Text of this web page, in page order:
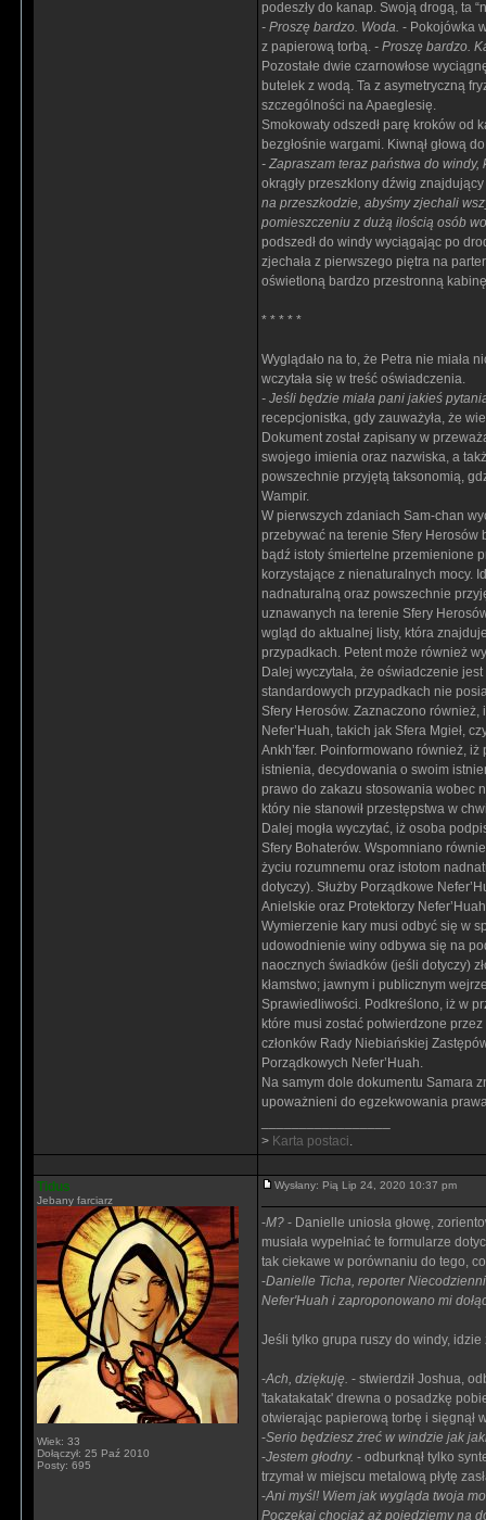
podeszły do kanap. Swoją drogą, ta
- Proszę bardzo. Woda. - Pokojówka
z papierową torbą. - Proszę bardzo.
Pozostałe dwie czarnowłose
butelek z wodą. Ta z asymetryczną
szczególności na Apaeglesię.
Smokowaty odszedł parę kroków od
bezgłośnie wargami. Kiwnął głową
- Zapraszam teraz państwa do
okrągły przeszklony dźwig
na przeszkodzie, abyśmy zjechali
pomieszczeniu z dużą ilością osób
podszedł do windy wyciągając po
zjechała z pierwszego piętra na
oświetloną bardzo przestronną
* * * * *
Wyglądało na to, że Petra nie miała
wczytała się w treść oświadczenia.
- Jeśli będzie miała pani jakieś
recepcjonistka, gdy zauważyła, że
Dokument został zapisany w
swojego imienia oraz nazwiska, a
powszechnie przyjętą taksonomią,
Wampir.
W pierwszych zdaniach Sam-chan
przebywać na terenie Sfery Herosów
bądź istoty śmiertelne przemienione
korzystające z nienaturalnych mocy.
nadnaturalną oraz powszechnie
uznawanych na terenie Sfery
wgląd do aktualnej listy, która
przypadkach. Petent może również
Dalej wyczytała, że oświadczenie
standardowych przypadkach nie
Sfery Herosów. Zaznaczono
Nefer’Huah, takich jak Sfera Mgieł,
Ankh’fær. Poinformowano również,
istnienia, decydowania o swoim
prawo do zakazu stosowania wobec
który nie stanowił przestępstwa w
Dalej mogła wyczytać, iż osoba
Sfery Bohaterów. Wspomniano
życiu rozumnemu oraz istotom
dotyczy). Służby Porządkowe
Anielskie oraz Protektorzy
Wymierzenie kary musi odbyć się w
udowodnienie winy odbywa się na
naocznych świadków (jeśli dotyczy)
kłamstwo; jawnym i publicznym
Sprawiedliwości. Podkreślono, iż w
które musi zostać potwierdzone
członków Rady Niebiańskiej
Porządkowych Nefer’Huah.
Na samym dole dokumentu Samara
upoważnieni do egzekwowania
> Karta postaci.
Tidus
Jebany farciarz
Wiek: 33
Dołączył: 25 Paź 2010
Posty: 695
Wysłany: Pią Lip 24, 2020 10:37 pm
-M? - Danielle uniosła głowę,
musiała wypełniać te formularze
tak ciekawe w porównaniu do tego,
-Danielle Ticha, reporter
Nefer'Huah i zaproponowano mi
Jeśli tylko grupa ruszy do windy, idzie
-Ach, dziękuję. - stwierdził Joshua,
'takatakatak' drewna o posadzkę
otwierając papierową torbę i sięgnął
-Serio będziesz żreć w windzie jak
-Jestem głodny. - odburknął tylko
trzymał w miejscu metalową płytę
-Ani myśl! Wiem jak wygląda twoja
Poczekaj chociaż aż pojedziemy na